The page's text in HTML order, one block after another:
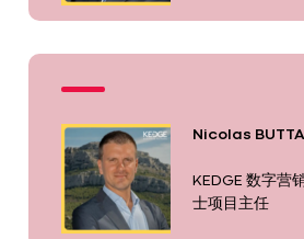
Nicolas
KEDGE 数字营
士项目主任